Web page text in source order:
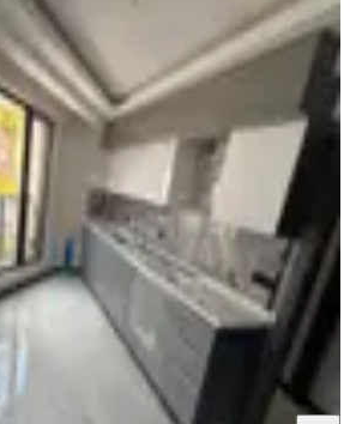
Aktepede Ara Katta
Yapılı 3+1 Sıfır Daire Acil
Aktepe Mahallesi
·135 m² ·17.06.2026
₺
Burak Bilgen